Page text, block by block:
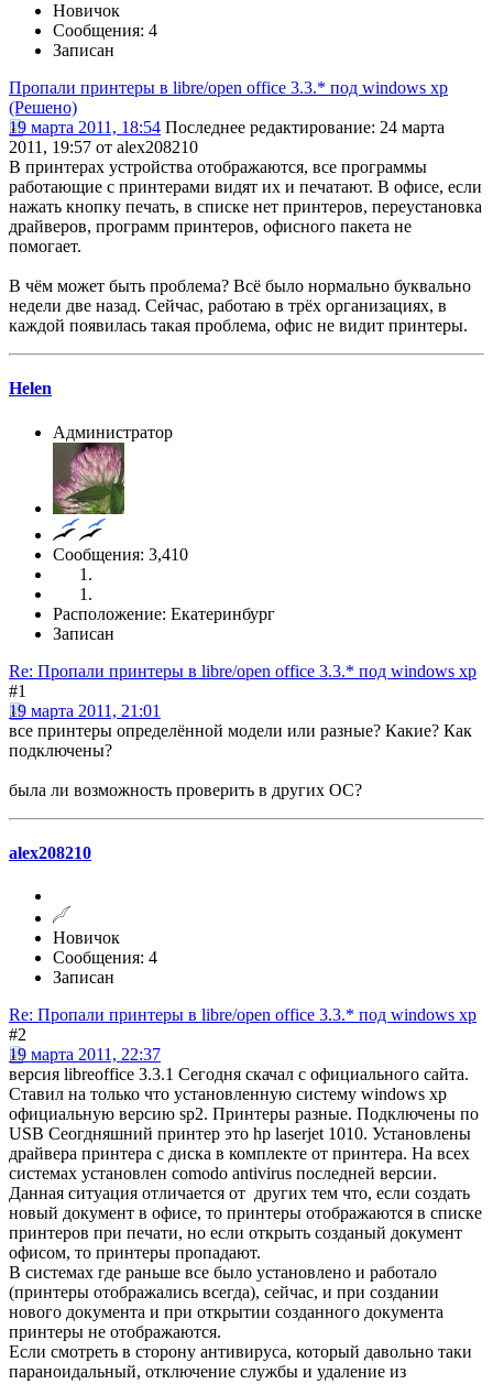
Новичок
Сообщения: 4
Записан
Пропали принтеры в libre/open office 3.3.* под windows xp
(Решено)
19 марта 2011, 18:54 Последнее редактирование: 24 марта
2011, 19:57 от alex208210
В принтерах устройства отображаются, все программы
работающие с принтерами видят их и печатают. В офисе, если
нажать кнопку печать, в списке нет принтеров, переустановка
драйверов, программ принтеров, офисного пакета не
помогает.
В чём может быть проблема? Всё было нормально буквально
недели две назад. Сейчас, работаю в трёх организациях, в
каждой появилась такая проблема, офис не видит принтеры.
Helen
Администратор
Сообщения: 3,410
Расположение: Екатеринбург
Записан
Re: Пропали принтеры в libre/open office 3.3.* под windows xp
#1
19 марта 2011, 21:01
все принтеры определённой модели или разные? Какие? Как
подключены?
была ли возможность проверить в других ОС?
alex208210
Новичок
Сообщения: 4
Записан
Re: Пропали принтеры в libre/open office 3.3.* под windows xp
#2
19 марта 2011, 22:37
версия libreoffice 3.3.1 Сегодня скачал с официального сайта.
Ставил на только что установленную систему windows xp
официальную версию sp2. Принтеры разные. Подключены по
USB Сеогдняшний принтер это hp laserjet 1010. Установлены
драйвера принтера с диска в комплекте от принтера. На всех
системах установлен comodo antivirus последней версии.
Данная ситуация отличается от других тем что, если создать
новый документ в офисе, то принтеры отображаются в списке
принтеров при печати, но если открыть созданый документ
офисом, то принтеры пропадают.
В системах где раньше все было установлено и работало
(принтеры отображались всегда), сейчас, и при создании
нового документа и при открытии созданного документа
принтеры не отображаются.
Если смотреть в сторону антивируса, который давольно таки
параноидальный, отключение службы и удаление из